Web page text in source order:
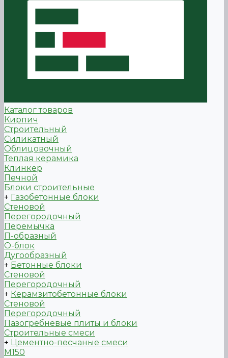
Каталог товаров
Кирпич
Строительный
Силикатный
Облицовочный
Теплая керамика
Клинкер
Печной
Блоки строительные
+ Газобетонные блоки
Стеновой
Перегородочный
Перемычка
П-образный
О-блок
Дугообразный
+ Бетонные блоки
Стеновой
Перегородочный
+ Керамзитобетонные блоки
Стеновой
Перегородочный
Пазогребневые плиты и блоки
Строительные смеси
+ Цементно-песчаные смеси
М150